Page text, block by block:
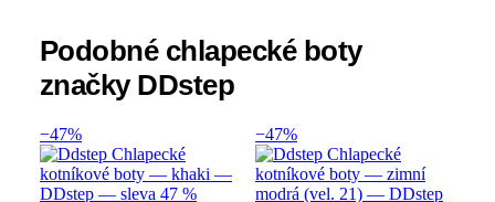
Podobné chlapecké boty
značky DDstep
−47% −47%